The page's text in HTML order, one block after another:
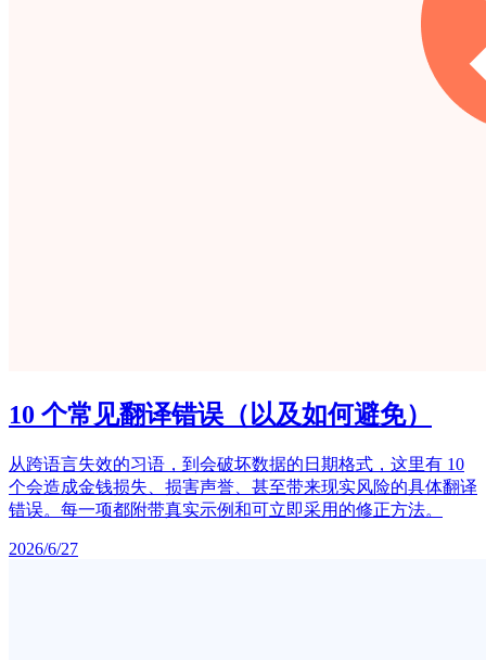
10 个常见翻译错误（以及如何避免）
从跨语言失效的习语，到会破坏数据的日期格式，这里有 10
个会造成金钱损失、损害声誉、甚至带来现实风险的具体翻译
错误。每一项都附带真实示例和可立即采用的修正方法。
2026/6/27